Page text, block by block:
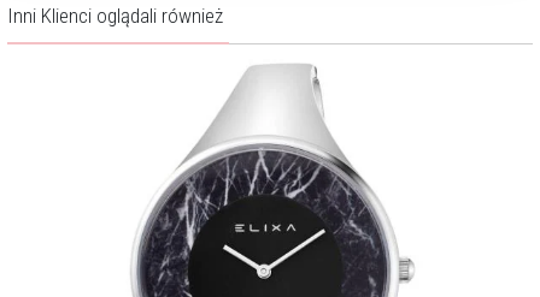
Inni Klienci oglądali również